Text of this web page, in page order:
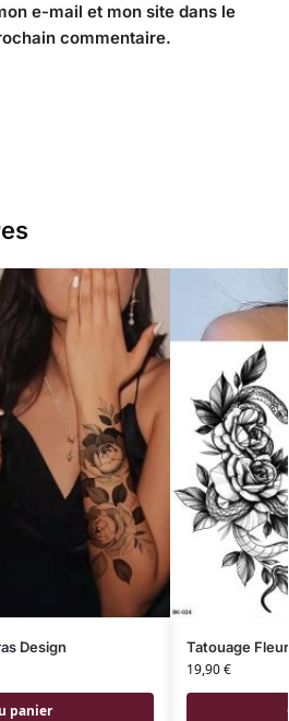
e-mail et mon site dans le
commentaire.
Design
panier
Tatouage
19,90€